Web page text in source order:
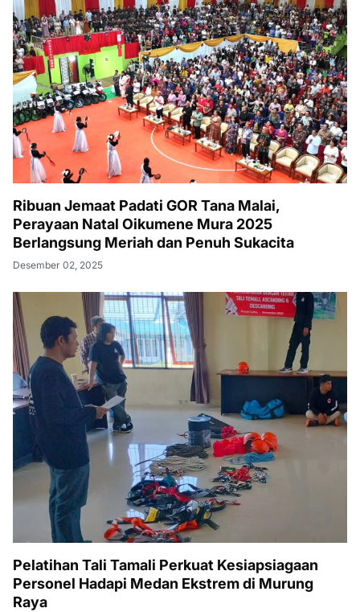
Ribuan Jemaat Padati GOR Tana Malai,
Perayaan Natal Oikumene Mura 2025
Berlangsung Meriah dan Penuh Sukacita
Desember 02, 2025
Pelatihan Tali Tamali Perkuat Kesiapsiagaan
Personel Hadapi Medan Ekstrem di Murung
Raya